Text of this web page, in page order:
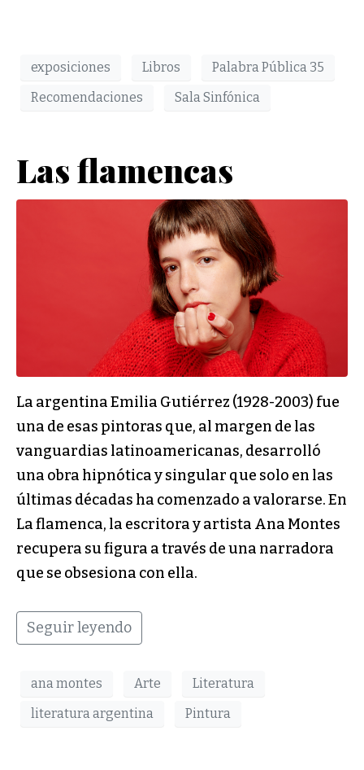
exposiciones Libros
Palabra Pública 35
Recomendaciones
Sala Sinfónica
Las flamencas
La argentina Emilia Gutiérrez (1928-2003) fue
una de esas pintoras que, al margen de las
vanguardias latinoamericanas, desarrolló
una obra hipnótica y singular que solo en las
últimas décadas ha comenzado a valorarse. En
La flamenca, la escritora y artista Ana Montes
recupera su figura a través de una narradora
que se obsesiona con ella.
Seguir leyendo
ana montes Arte
Literatura
literatura argentina
Pintura